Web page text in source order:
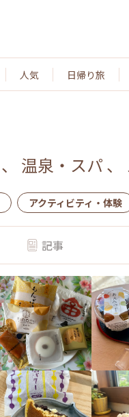
人気 日帰り旅
、 温泉・スパ 、
アクティビティ・体験
記事